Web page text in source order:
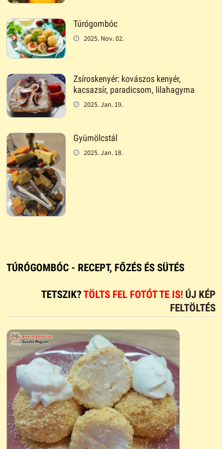
Túrógombóc
2025. Nov. 02.
Zsíroskenyér: kovászos kenyér,
kacsazsír, paradicsom, lilahagyma
2025. Jan. 19.
Gyümölcstál
2025. Jan. 18.
TÚRÓGOMBÓC - RECEPT, FŐZÉS ÉS SÜTÉS
TETSZIK?TÖLTS FEL FOTÓT TE IS! ÚJ KÉP
FELTÖLTÉS